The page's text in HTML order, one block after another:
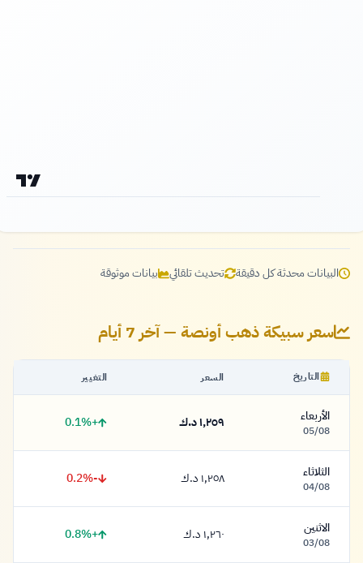
البيانات محدثة كل دقيقة تحديث تلقائي بيانات موثوقة
سعر سبيكة ذهب أونصة — آخر 7 أيام
التاريخ السعر التغيير
الأربعاء
05/08 ١,٢٥٩ دينار
١,٢٥٩ د.ك +0.1%
الثلاثاء
04/08 ١,٢٥٨ دينار
١,٢٥٨ د.ك -0.2%
الاثنين
03/08 ١,٢٦٠ دينار
١,٢٦٠ د.ك +0.8%